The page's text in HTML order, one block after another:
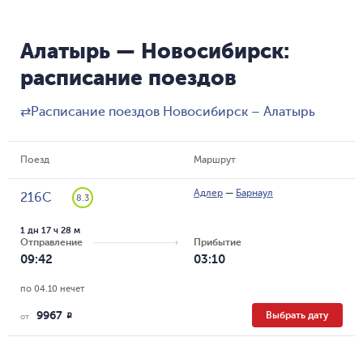
Алатырь — Новосибирск:
расписание поездов
⇄Расписание поездов Новосибирск – Алатырь
Поезд Маршрут
216С 8.3 Адлер — Барнаул
Отправление
09:42
1 дн 17 ч 28 м
Прибытие
03:10
по 04.10 нечет
от 9967 R Выбрать дату